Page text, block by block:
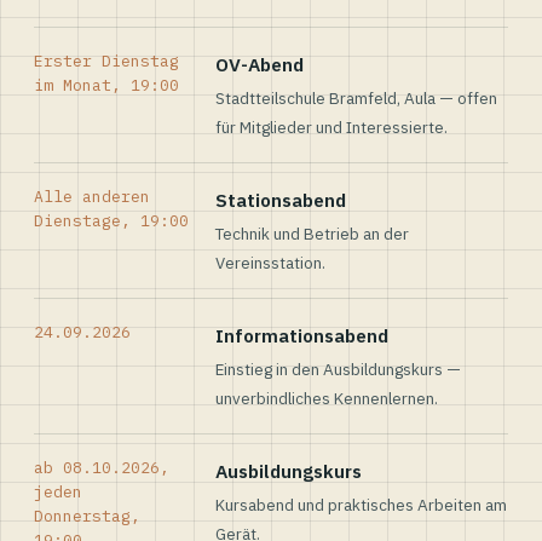
Erster Dienstag
im Monat, 19:00
OV-Abend
Stadtteilschule Bramfeld, Aula — offen
für Mitglieder und Interessierte.
Alle anderen
Dienstage, 19:00
Stationsabend
Technik und Betrieb an der
Vereinsstation.
24.09.2026 Informationsabend
Einstieg in den Ausbildungskurs —
unverbindliches Kennenlernen.
ab 08.10.2026,
jeden
Donnerstag,
Ausbildungskurs
Kursabend und praktisches Arbeiten am
Gerät.